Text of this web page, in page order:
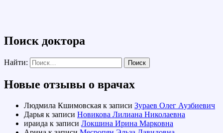
Поиск доктора
Найти:
Новые отзывы о врачах
Людмила Кшимовская к записи Зураев Олег Аузбиевич
Дарья к записи Новикова Лилиана Николаевна
ираида к записи Локшина Ирина Марковна